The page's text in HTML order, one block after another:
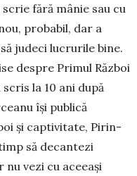
fără mânie sau cu
probabil, dar a
judeci lucru­rile bine.
despre Primul Război
la 10 ani după
își publică
și captivitate, Pirin-
să decantezi
vezi cu aceeași